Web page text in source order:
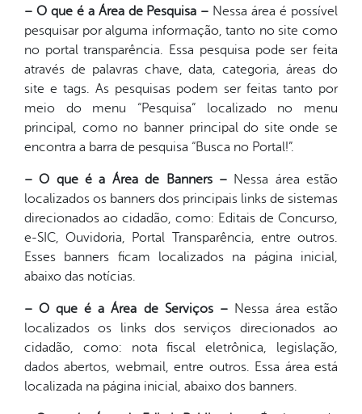
– O que é a Área de Pesquisa – Nessa área é possível
pesquisar por alguma informação, tanto no site como
no portal transparência. Essa pesquisa pode ser feita
através de palavras chave, data, categoria, áreas do
site e tags. As pesquisas podem ser feitas tanto por
meio do menu “Pesquisa” localizado no menu
principal, como no banner principal do site onde se
encontra a barra de pesquisa “Busca no Portal!”.
– O que é a Área de Banners –Nessa área estão
localizados os banners dos principais links de sistemas
direcionados ao cidadão, como: Editais de Concurso,
e-SIC, Ouvidoria, Portal Transparência, entre outros.
Esses banners ficam localizados na página inicial,
abaixo das notícias.
– O que é a Área de Serviços –Nessa área estão
localizados os links dos serviços direcionados ao
cidadão, como: nota fiscal eletrônica, legislação,
dados abertos, webmail, entre outros. Essa área está
localizada na página inicial, abaixo dos banners.